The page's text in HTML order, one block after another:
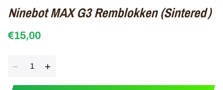
Ninebot MAX G3 Remblokken (Sintered)
€15,00